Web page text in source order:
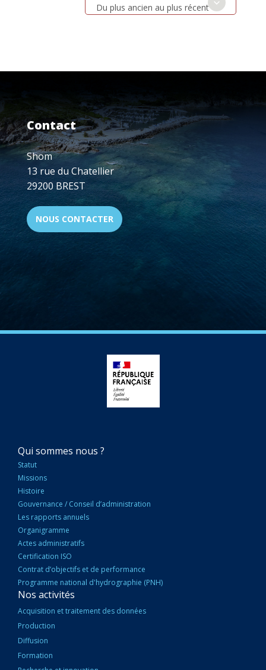
Du plus ancien au plus récent
Contact
Shom
13 rue du Chatellier
29200 BREST
NOUS CONTACTER
NAVIGATION
PRINCIPALE
Qui sommes nous ?
Statut
Missions
Histoire
Gouvernance / Conseil d’administration
Les rapports annuels
Organigramme
Actes administratifs
Certification ISO
Contrat d’objectifs et de performance
Programme national d'hydrographie (PNH)
Nos activités
Acquisition et traitement des données
Production
Diffusion
Formation